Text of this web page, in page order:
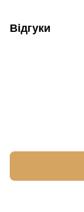
Відгуки